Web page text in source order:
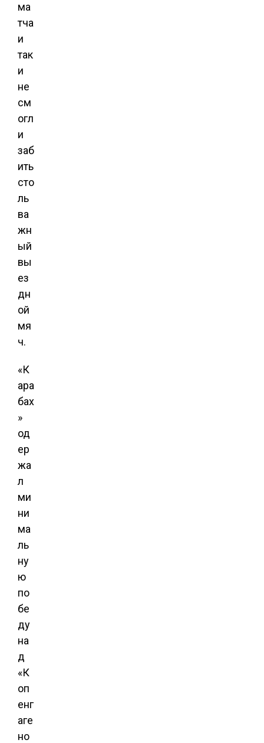
ма
тча
и
так
и
не
см
огл
и
заб
ить
сто
ль
ва
жн
ый
вы
ез
дн
ой
мя
ч.
«К
ара
бах
»
од
ер
жа
л
ми
ни
ма
ль
ну
ю
по
бе
ду
на
д
«К
оп
енг
аге
но